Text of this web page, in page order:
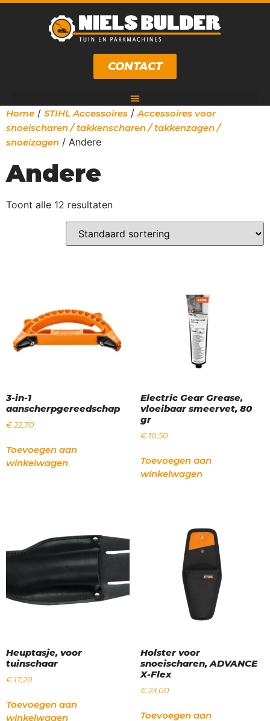
CONTACT
Home / STIHL Accessoires / Accessoires voor
snoeischaren / takkenscharen / takkenzagen /
snoeizagen / Andere
Andere
Toont alle 12 resultaten
3-in-1
aanscherpgereedschap
€22,70
Toevoegen aan
winkelwagen
Electric Gear Grease,
vloeibaar smeervet, 80
gr
€10,50
Toevoegen aan
winkelwagen
Heuptasje, voor
tuinschaar
€17,20
Toevoegen aan
winkelwagen
Holster voor
snoeischaren, ADVANCE
X-Flex
€23,00
Toevoegen aan